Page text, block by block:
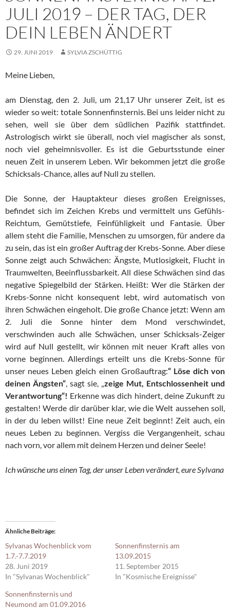
JULI 2019 – DER TAG, DER
DEIN LEBEN ÄNDERT
29. JUNI 2019 SYLVIA ZSCHÜTTIG
Meine Lieben,
am Dienstag, den 2. Juli, um 21,17 Uhr unserer Zeit, ist es
wieder so weit: totale Sonnenfinsternis. Bei uns leider nicht zu
sehen, weil sie über dem südlichen Pazifik stattfindet.
Astrologisch wirkt sie überall, noch viel magischer als sonst,
noch viel geheimnisvoller. Es ist die Geburtsstunde einer
neuen Zeit in unserem Leben. Wir bekommen jetzt die große
Schicksals-Chance, alles auf Null zu stellen.
Die Sonne, der Hauptakteur dieses großen Ereignisses,
befindet sich im Zeichen Krebs und vermittelt uns Gefühls-
Reichtum, Gemütstiefe, Feinfühligkeit und Fantasie. Über
allem steht die Familie, Menschen zu umsorgen, für andere da
zu sein, das ist ein großer Auftrag der Krebs-Sonne. Aber diese
Sonne zeigt auch Schwächen: Ängste, Mutlosigkeit, Flucht in
Traumwelten, Beeinflussbarkeit. All diese Schwächen sind das
negative Spiegelbild der Stärken. Heißt: Wer die Stärken der
Krebs-Sonne nicht konsequent lebt, wird automatisch von
ihren Schwächen eingeholt. Die große Chance jetzt: Wenn am
2. Juli die Sonne hinter dem Mond verschwindet,
verschwinden auch alle Schwächen, unser Schicksals-Zeiger
wird auf Null gestellt, wir können mit neuer Kraft alles von
vorne beginnen. Allerdings erteilt uns die Krebs-Sonne für
unser neues Leben gleich einen Großauftrag:“ Löse dich von
deinen Ängsten“, sagt sie, „zeige Mut, Entschlossenheit und
Verantwortung“! Erkenne was dich hindert, deine Zukunft zu
gestalten! Werde dir darüber klar, wie die Welt aussehen soll,
in der du leben willst! Eine neue Zeit beginnt! Zeit auch, ein
neues Leben zu beginnen. Vergiss die Vergangenheit, schau
nach vorn, vor allem mit deinem Herzen und deiner Seele!
Ich wünsche uns einen Tag, der unser Leben verändert, eure Sylvana
Ähnliche Beiträge
Sylvanas Wochenblick vom
1.7.-7.7.2019
28. Juni 2019
In "Sylvanas Wochenblick"
Sonnenfinsternis am
13.09.2015
11. September 2015
In "Kosmische Ereignisse"
Sonnenfinsternis und
Neumond am 01.09.2016